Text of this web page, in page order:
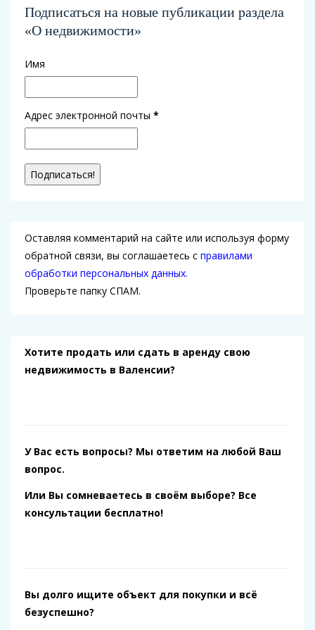
Подписаться на новые публикации раздела
«О недвижимости»
Имя
Адрес электронной почты *
Оставляя комментарий на сайте или используя форму
обратной связи, вы соглашаетесь с правилами
обработки персональных данных.
Проверьте папку СПАМ.
Хотите продать или сдать в аренду свою
недвижимость в Валенсии?
У Вас есть вопросы? Мы ответим на любой Ваш
вопрос.
Или Вы сомневаетесь в своём выборе? Все
консультации бесплатно!
Вы долго ищите объект для покупки и всё
безуспешно?